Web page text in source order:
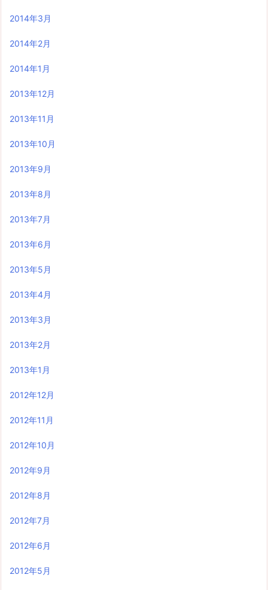
2014年3月
2014年2月
2014年1月
2013年12月
2013年11月
2013年10月
2013年9月
2013年8月
2013年7月
2013年6月
2013年5月
2013年4月
2013年3月
2013年2月
2013年1月
2012年12月
2012年11月
2012年10月
2012年9月
2012年8月
2012年7月
2012年6月
2012年5月